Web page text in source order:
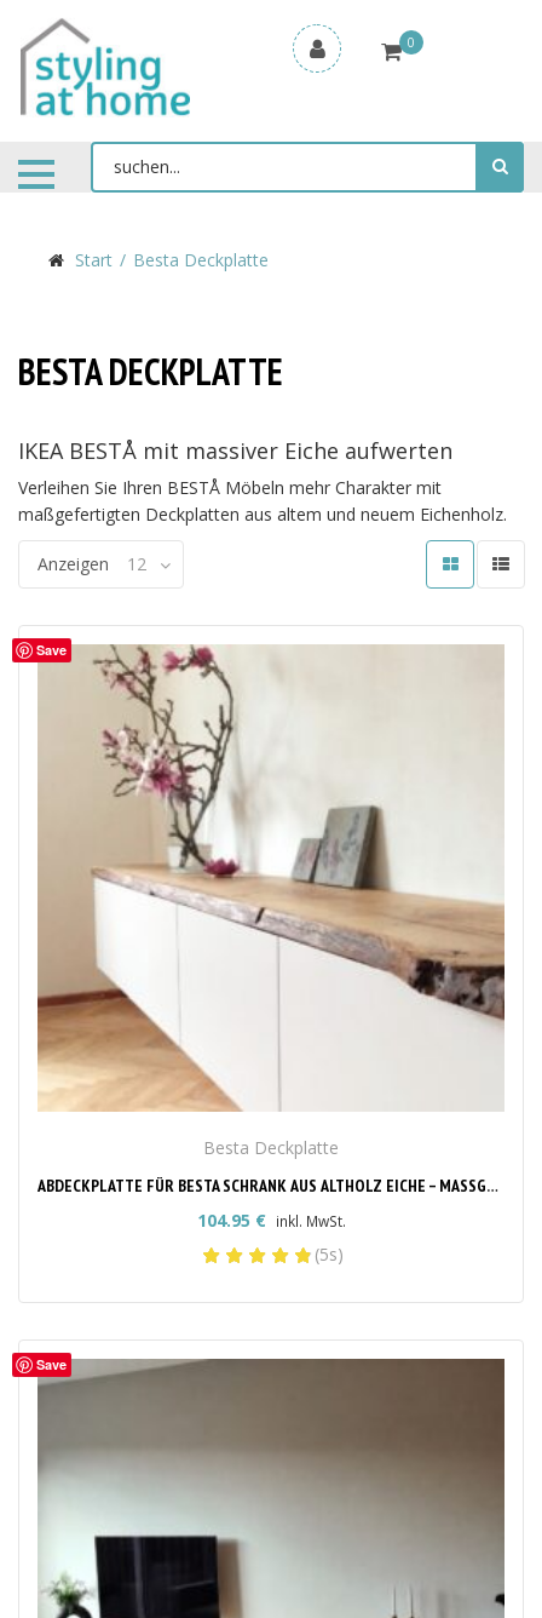
0
Start Besta Deckplatte
BESTA DECKPLATTE
IKEA BESTÅ mit massiver Eiche aufwerten
Verleihen Sie Ihren BESTÅ Möbeln mehr Charakter mit
maßgefertigten Deckplatten aus altem und neuem Eichenholz.
Anzeigen 12
Save
Besta Deckplatte
ABDECKPLATTE FÜR BESTA SCHRANK AUS ALTHOLZ EICHE – MASSGEFERTIGT & STILVOLL
104.95 € inkl. MwSt.
(5s)
Save